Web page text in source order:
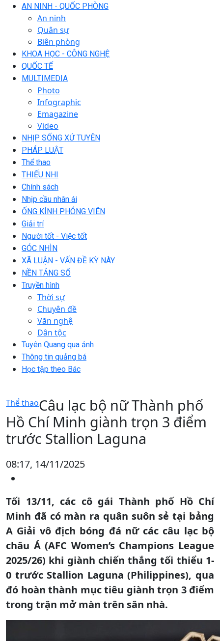
AN NINH - QUỐC PHÒNG
An ninh
Quân sự
Biên phòng
KHOA HỌC - CÔNG NGHỆ
QUỐC TẾ
MULTIMEDIA
Photo
Infographic
Emagazine
Video
NHỊP SỐNG XỨ TUYÊN
PHÁP LUẬT
Thể thao
THIẾU NHI
Chính sách
Nhịp cầu nhân ái
ỐNG KÍNH PHÓNG VIÊN
Giải trí
Người tốt - Việc tốt
GÓC NHÌN
XÃ LUẬN - VẤN ĐỀ KỲ NÀY
NỀN TẢNG SỐ
Truyền hình
Thời sự
Chuyên đề
Văn nghệ
Dân tộc
Tuyên Quang qua ảnh
Thông tin quảng bá
Học tập theo Bác
Thể thaoCâu lạc bộ nữ Thành phố
Hồ Chí Minh giành trọn 3 điểm
trước Stallion Laguna
08:17, 14/11/2025
Tối 13/11, các cô gái Thành phố Hồ Chí
Minh đã có màn ra quân suôn sẻ tại bảng
A Giải vô địch bóng đá nữ các câu lạc bộ
châu Á (AFC Women’s Champions League
2025/26) khi giành chiến thắng tối thiểu 1-
0 trước Stallion Laguna (Philippines), qua
đó hoàn thành mục tiêu giành trọn 3 điểm
trong trận mở màn trên sân nhà.